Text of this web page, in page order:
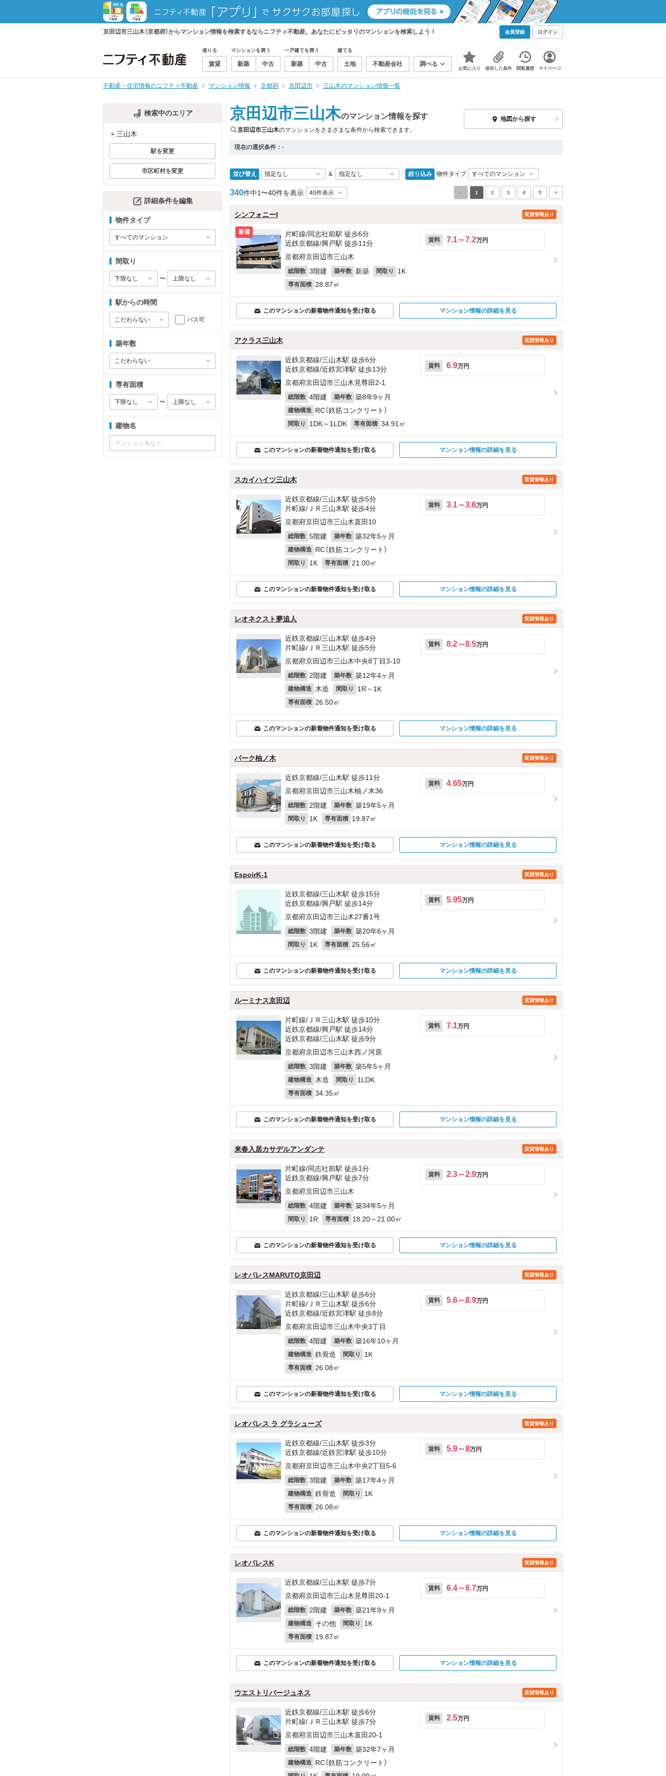
京田辺市三山木（京都府）からマンション情報を検索するならニフティ不動産。あなたにピッタリのマンションを検索しよう！ 会員登録 ログイン
借りる
賃貸
マンションを買う
新築 中古
一戸建てを買う
新築 中古
建てる
土地 不動産会社 調べる
お気に入り 保存した条件 閲覧履歴 マイページ
不動産・住宅情報のニフティ不動産 マンション情報 京都府 京田辺市 三山木のマンション情報一覧
検索中のエリア
三山木
駅を変更
市区町村を変更
詳細条件を編集
物件タイプ
間取り
〜
駅からの時間
バス可
築年数
専有面積
〜
建物名
京田辺市三山木のマンション情報を探す
京田辺市三山木のマンションをさまざまな条件から検索できます。
地図から探す
現在の選択条件： -
並び替え ＆ 絞り込み 物件タイプ
340件中1〜40件を表示 < 1 2 3 4 5 >
シンフォニーI 賃貸情報あり
新着
片町線/同志社前駅 徒歩6分
近鉄京都線/興戸駅 徒歩11分
京都府京田辺市三山木
総階数 3階建 築年数 新築 間取り 1K
専有面積 28.87㎡
賃料 7.1～7.2万円
このマンションの新着物件通知を受け取る マンション情報の詳細を見る
アクラス三山木 賃貸情報あり
近鉄京都線/三山木駅 徒歩6分
近鉄京都線/近鉄宮津駅 徒歩13分
京都府京田辺市三山木見尊田2‐1
総階数 4階建 築年数 築8年9ヶ月
建物構造 RC（鉄筋コンクリート）
間取り 1DK～1LDK 専有面積 34.91㎡
賃料 6.9万円
このマンションの新着物件通知を受け取る マンション情報の詳細を見る
スカイハイツ三山木 賃貸情報あり
近鉄京都線/三山木駅 徒歩5分
片町線/ＪＲ三山木駅 徒歩4分
京都府京田辺市三山木直田10
総階数 5階建 築年数 築32年5ヶ月
建物構造 RC（鉄筋コンクリート）
間取り 1K 専有面積 21.00㎡
賃料 3.1～3.6万円
このマンションの新着物件通知を受け取る マンション情報の詳細を見る
レオネクスト夢追人 賃貸情報あり
近鉄京都線/三山木駅 徒歩4分
片町線/ＪＲ三山木駅 徒歩5分
京都府京田辺市三山木中央8丁目3‐10
総階数 2階建 築年数 築12年4ヶ月
建物構造 木造 間取り 1R～1K
専有面積 26.50㎡
賃料 8.2～8.5万円
このマンションの新着物件通知を受け取る マンション情報の詳細を見る
パーク柚ノ木 賃貸情報あり
近鉄京都線/三山木駅 徒歩11分
京都府京田辺市三山木柚ノ木36
総階数 2階建 築年数 築19年5ヶ月
間取り 1K 専有面積 19.87㎡
賃料 4.65万円
このマンションの新着物件通知を受け取る マンション情報の詳細を見る
EspoirK-1 賃貸情報あり
近鉄京都線/三山木駅 徒歩15分
近鉄京都線/興戸駅 徒歩14分
京都府京田辺市三山木27番1号
総階数 3階建 築年数 築20年6ヶ月
間取り 1K 専有面積 25.56㎡
賃料 5.95万円
このマンションの新着物件通知を受け取る マンション情報の詳細を見る
ルーミナス京田辺 賃貸情報あり
片町線/ＪＲ三山木駅 徒歩10分
近鉄京都線/興戸駅 徒歩14分
近鉄京都線/三山木駅 徒歩9分
京都府京田辺市三山木西ノ河原
総階数 3階建 築年数 築5年5ヶ月
建物構造 木造 間取り 1LDK
専有面積 34.35㎡
賃料 7.1万円
このマンションの新着物件通知を受け取る マンション情報の詳細を見る
来春入居カサデルアンダンテ 賃貸情報あり
片町線/同志社前駅 徒歩1分
近鉄京都線/興戸駅 徒歩7分
京都府京田辺市三山木
総階数 4階建 築年数 築34年5ヶ月
間取り 1R 専有面積 18.20～21.00㎡
賃料 2.3～2.9万円
このマンションの新着物件通知を受け取る マンション情報の詳細を見る
レオパレスMARUTO京田辺 賃貸情報あり
近鉄京都線/三山木駅 徒歩6分
片町線/ＪＲ三山木駅 徒歩6分
近鉄京都線/近鉄宮津駅 徒歩8分
京都府京田辺市三山木中央3丁目
総階数 4階建 築年数 築16年10ヶ月
建物構造 鉄骨造 間取り 1K
専有面積 26.08㎡
賃料 5.6～8.9万円
このマンションの新着物件通知を受け取る マンション情報の詳細を見る
レオパレス ラ グラシューズ 賃貸情報あり
近鉄京都線/三山木駅 徒歩3分
近鉄京都線/近鉄宮津駅 徒歩10分
京都府京田辺市三山木中央2丁目5‐6
総階数 3階建 築年数 築17年4ヶ月
建物構造 鉄骨造 間取り 1K
専有面積 26.08㎡
賃料 5.9～8万円
このマンションの新着物件通知を受け取る マンション情報の詳細を見る
レオパレスK 賃貸情報あり
近鉄京都線/三山木駅 徒歩7分
京都府京田辺市三山木見尊田20‐1
総階数 2階建 築年数 築21年9ヶ月
建物構造 その他 間取り 1K
専有面積 19.87㎡
賃料 6.4～6.7万円
このマンションの新着物件通知を受け取る マンション情報の詳細を見る
ウエストリバージュネス 賃貸情報あり
近鉄京都線/三山木駅 徒歩6分
片町線/ＪＲ三山木駅 徒歩7分
京都府京田辺市三山木直田20‐1
総階数 4階建 築年数 築32年7ヶ月
建物構造 RC（鉄筋コンクリート）
賃料 2.5万円